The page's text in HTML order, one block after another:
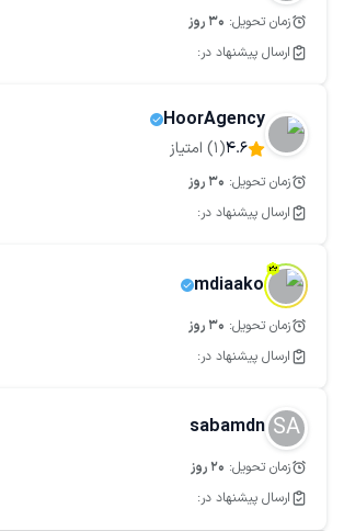
زمان تحویل: 30 روز
ارسال پیشنهاد در:
HoorAgency
4.6
(
1) امتیاز
زمان تحویل: 30 روز
ارسال پیشنهاد در:
mdiaako
زمان تحویل: 30 روز
ارسال پیشنهاد در:
SA
sabamdn
زمان تحویل: 20 روز
ارسال پیشنهاد در: